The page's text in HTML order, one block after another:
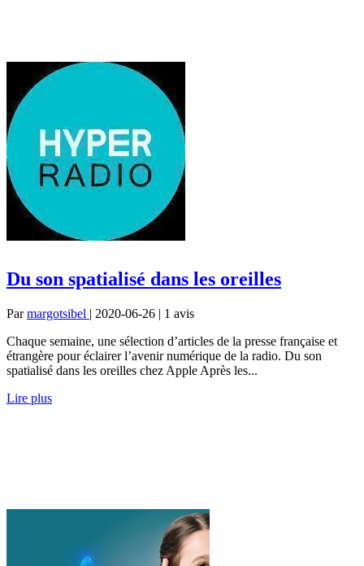
Du son spatialisé dans les oreilles
Parmargotsibel | 2020-06-26 | 1 avis
Chaque semaine, une sélection d’articles de la presse française et
étrangère pour éclairer l’avenir numérique de la radio. Du son
spatialisé dans les oreilles chez Apple Après les...
Lire plus